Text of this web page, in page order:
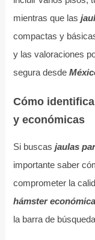
mientras que las
compactas y
y las valoraciones
segura desde
Cómo
y económicas
Si buscas jaulas
importante saber
comprometer la
hámster
la barra de